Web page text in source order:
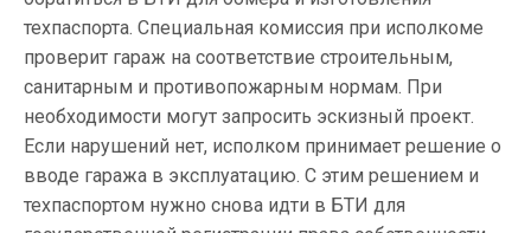
техпаспорта. Специальная комиссия при исполкоме
проверит гараж на соответствие строительным,
санитарным и противопожарным нормам. При
необходимости могут запросить эскизный проект.
Если нарушений нет, исполком принимает решение о
вводе гаража в эксплуатацию. С этим решением и
техпаспортом нужно снова идти в БТИ для